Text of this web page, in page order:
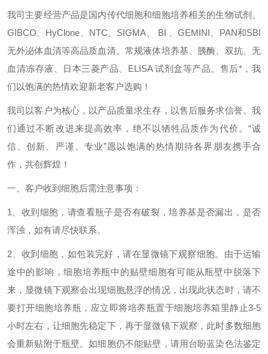
我司主要经营产品是国内传代细胞和细胞培养相关的生物试剂。
GIBCO、HyClone、NTC、SIGMA、 BI 、GEMINI、PAN和SBI
无外泌体血清等高品质血清。常规液体培养基、胰酶、双抗、无
血清冻存液、日本三菱产品、ELISA 试剂盒等产品。售后*，我
们以饱满的热情欢迎新老客户选购！
我司以客户为核心，以产品质量求生存，以售后服务求信誉。我
们通过不断改进来提高效率，绝不以牺牲品质作为代价。“诚
信、创新、严谨、专业”愿以饱满的热情期待各界朋友携手合
作，共创辉煌！
一、客户收到细胞后需注意事项：
1、收到细胞，请查看瓶子是否有破裂，培养基是否漏出，是否
浑浊，如有请尽快联系。
2、收到细胞，如包装完好，请在显微镜下观察细胞。由于运输
途中的影响 ，细胞培养瓶中的贴壁细胞有可能从瓶壁中脱落下
来，显微镜下观察会出现细胞悬浮的情况，出现此状态时，请不
要打开细胞培养瓶，应立即将培养瓶置于细胞培养箱里静止3-5
小时左右，让细胞先稳定下，再于显微镜下观察，此时多数细胞
会重新贴附于瓶壁。如细胞仍不能贴壁，请用台盼蓝染色法鉴定